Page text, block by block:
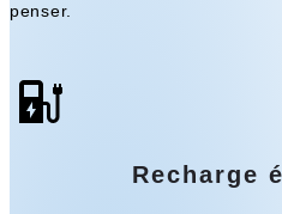
penser.
Recharge